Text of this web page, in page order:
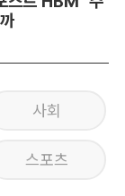
사회
스포츠